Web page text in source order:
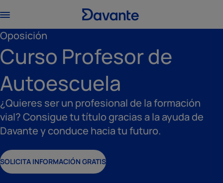
Oposición
Curso Profesor de
Autoescuela
¿Quieres ser un profesional de la formación
vial? Consigue tu título gracias a la ayuda de
Davante y conduce hacia tu futuro.
SOLICITA INFORMACIÓN GRATIS